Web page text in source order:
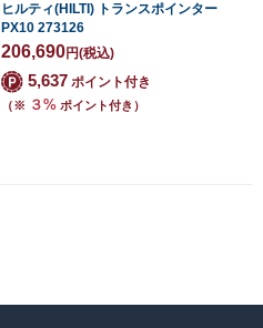
ヒルティ(HILTI) トランスポインター
PX10 273126
206,690円(税込)
5,637 ポイント付き
（※ ３% ポイント付き）